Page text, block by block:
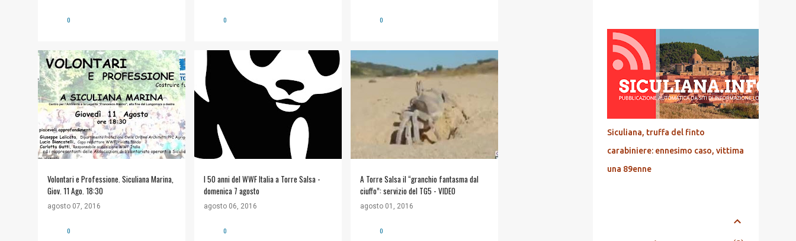
0 0 0
Volontari e Professione. Siculiana Marina,
Giov. 11 Ago. 18:30
agosto 07, 2016
INFORMAZIONI UTILI +1
0
I 50 anni del WWF Italia a Torre Salsa -
domenica 7 agosto
agosto 06, 2016
#NATURA E AMBIENTE +
WWF TORRE SALSA
0
A Torre Salsa il “granchio fantasma dal
ciuffo”: servizio del TG5 - VIDEO
agosto 01, 2016
#NATURA E AMBIENTE
WWF TORRE SALSA
0
Siculiana, truffa del finto
carabiniere: ennesimo caso, vittima
una 89enne